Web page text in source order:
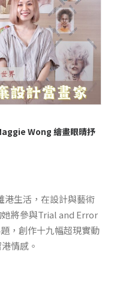
Wong 繪畫眼晴抒
港生活，在設計與藝術
將參與Trial and Error
，創作十九幅超現實動
情感。